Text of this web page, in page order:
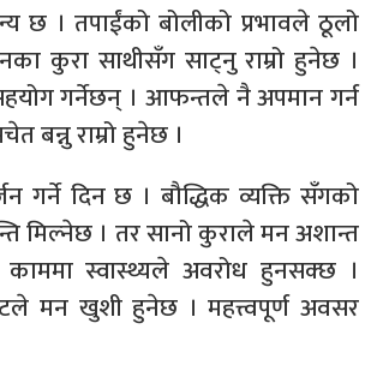
छ । तपाईंको बोलीको प्रभावले ठूलो
कुरा साथीसँग साट्नु राम्रो हुनेछ ।
गर्नेछन् । आफन्तले नै अपमान गर्न
बन्नु राम्रो हुनेछ ।
दिन छ । बौद्धिक व्यक्ति सँगको
मिल्नेछ । तर सानो कुराले मन अशान्त
स्वास्थ्यले अवरोध हुनसक्छ ।
मन खुशी हुनेछ । महत्त्वपूर्ण अवसर